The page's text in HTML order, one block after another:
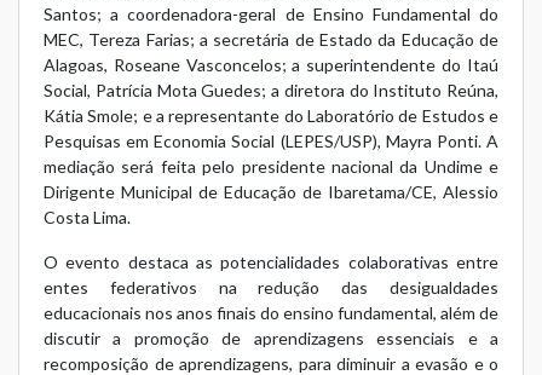
Santos; a coordenadora-geral de Ensino Fundamental do
MEC, Tereza Farias; a secretária de Estado da Educação de
Alagoas, Roseane Vasconcelos; a superintendente do Itaú
Social, Patrícia Mota Guedes; a diretora do Instituto Reúna,
Kátia Smole; e a representante do Laboratório de Estudos e
Pesquisas em Economia Social (LEPES/USP), Mayra Ponti. A
mediação será feita pelo presidente nacional da Undime e
Dirigente Municipal de Educação de Ibaretama/CE, Alessio
Costa Lima.
O evento destaca as potencialidades colaborativas entre
entes federativos na redução das desigualdades
educacionais nos anos finais do ensino fundamental, além de
discutir a promoção de aprendizagens essenciais e a
recomposição de aprendizagens, para diminuir a evasão e o